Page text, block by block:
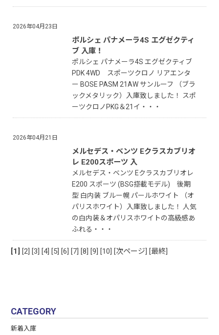
ポルシェ パナメーラ4S エグゼクティ
ブ 入庫！
ポルシェ パナメーラ4S エグゼクティブ
PDK 4WD スポーツクロノ リアエンタ
ー BOSE PASM 21AW サンルーフ （ブラ
ックメタリック）入庫致しました！ スポ
ーツクロノPKG＆21イ・・・
2026年04月23日
メルセデス・ベンツ Eクラスカブリオ
レ E200スポーツ 入
メルセデス・ベンツ Eクラスカブリオレ
E200 スポーツ (BSG搭載モデル) 後期
型 白内装 ブルー幌 パールホワイト （オ
パリスホワイト）入庫致しました！ 人気
の白内装＆オパリスホワイトの高級感あ
ふれる・・・
2026年04月21日
[1] [2] [3] [4] [5] [6] [7] [8] [9] [10] [次ページ] [最終]
CATEGORY
新着入庫